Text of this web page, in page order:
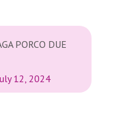
PORCO DUE
12, 2024